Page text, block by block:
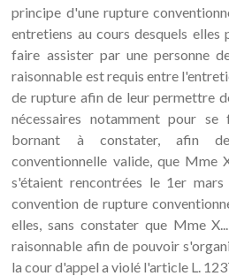
principe d'une rupture
entretiens au cours desquels elles
faire assister par une personne
raisonnable est requis entre
de rupture afin de leur permettre
nécessaires notamment pour
bornant à constater, afin
conventionnelle valide, que Mme
s'étaient rencontrées le 1er
convention de rupture
elles, sans constater que Mme
raisonnable afin de pouvoir
la cour d'appel a violé l'article L.